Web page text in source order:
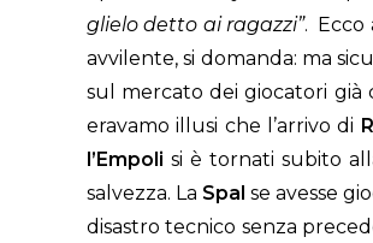
glielo detto ai ragazzi”. Ecco
avvilente, si domanda: ma
sul mercato dei giocatori
eravamo illusi che l’arrivo di
l’Empoli si è tornati subito
salvezza. La Spal se avesse
disastro tecnico senza